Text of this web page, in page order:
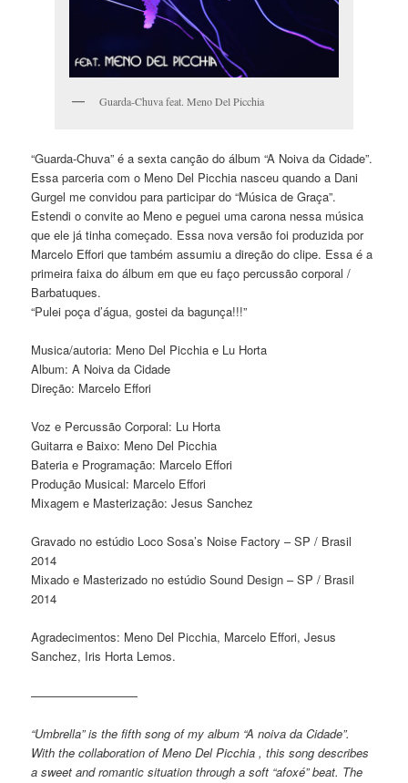
Guarda-Chuva feat. Meno Del Picchia
“Guarda-Chuva” é a sexta canção do álbum “A Noiva da Cidade”.
Essa parceria com o Meno Del Picchia nasceu quando a Dani
Gurgel me convidou para participar do “Música de Graça”.
Estendi o convite ao Meno e peguei uma carona nessa música
que ele já tinha começado. Essa nova versão foi produzida por
Marcelo Effori que também assumiu a direção do clipe. Essa é a
primeira faixa do álbum em que eu faço percussão corporal /
Barbatuques.
“Pulei poça d’água, gostei da bagunça!!!”
Musica/autoria: Meno Del Picchia e Lu Horta
Album: A Noiva da Cidade
Direção: Marcelo Effori
Voz e Percussão Corporal: Lu Horta
Guitarra e Baixo: Meno Del Picchia
Bateria e Programação: Marcelo Effori
Produção Musical: Marcelo Effori
Mixagem e Masterização: Jesus Sanchez
Gravado no estúdio Loco Sosa’s Noise Factory – SP / Brasil
2014
Mixado e Masterizado no estúdio Sound Design – SP / Brasil
2014
Agradecimentos: Meno Del Picchia, Marcelo Effori, Jesus
Sanchez, Iris Horta Lemos.
—————————
“Umbrella” is the fifth song of my album “A noiva da Cidade”.
With the collaboration of Meno Del Picchia , this song describes
a sweet and romantic situation through a soft “afoxé” beat. The